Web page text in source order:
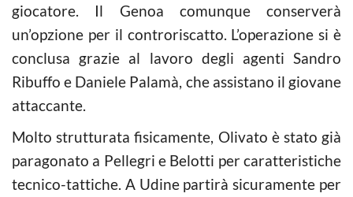
giocatore. Il Genoa comunque conserverà
un’opzione per il controriscatto. L’operazione si è
conclusa grazie al lavoro degli agenti Sandro
Ribuffo e Daniele Palamà, che assistano il giovane
attaccante.
Molto strutturata fisicamente, Olivato è stato già
paragonato a Pellegri e Belotti per caratteristiche
tecnico-tattiche. A Udine partirà sicuramente per